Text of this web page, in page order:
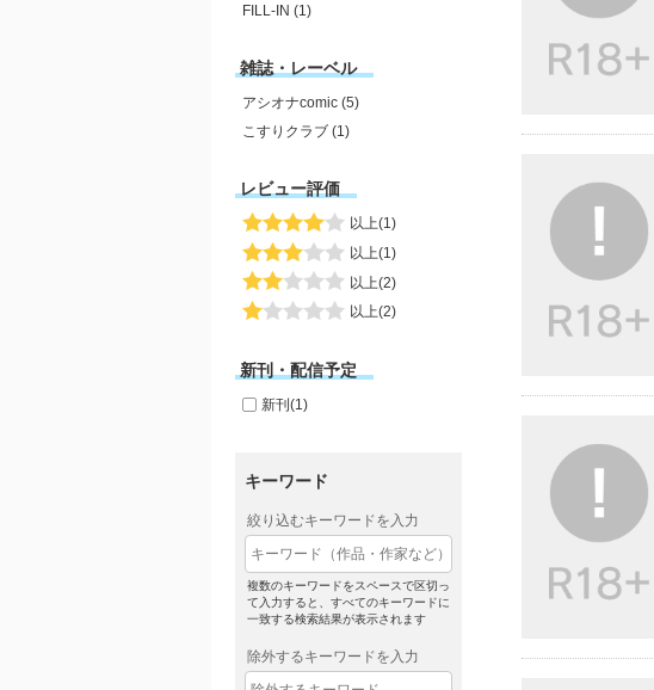
FILL-IN (1)
雑誌・レーベル
アシオナcomic (5)
こすりクラブ (1)
レビュー評価
以上(1)
以上(1)
以上(2)
以上(2)
新刊・配信予定
新刊(1)
キーワード
絞り込むキーワードを入力
複数のキーワードをスペースで区切っ
て入力すると、すべてのキーワードに
一致する検索結果が表示されます
除外するキーワードを入力